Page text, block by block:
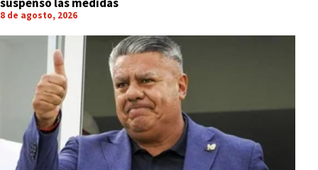
suspenso las medidas
8 de agosto, 2026